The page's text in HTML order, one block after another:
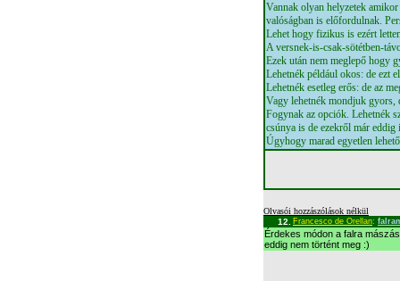
Vannak olyan helyzetek
valóságban is előfordulnak.
Lehet hogy fizikus is ezért
A versnek-is-csak-sötétben-
Ezek után nem meglepő hogy
Lehetnék például okos: de ezt
Lehetnék esetleg erős: de az
Vagy lehetnék mondjuk gyors,
Fogynak az opciók. Lehetnék
csúnya is de ezekről már
Úgyhogy marad egyetlen
Olvasói hozzászólások nélkül
12.
Francesco de Orellan:
Érdekes módon a falra
eddig nem történt meg :)